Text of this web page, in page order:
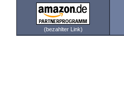
(bezahlter Link)